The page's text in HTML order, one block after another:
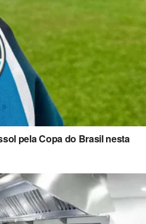
pela Copa do Brasil nesta